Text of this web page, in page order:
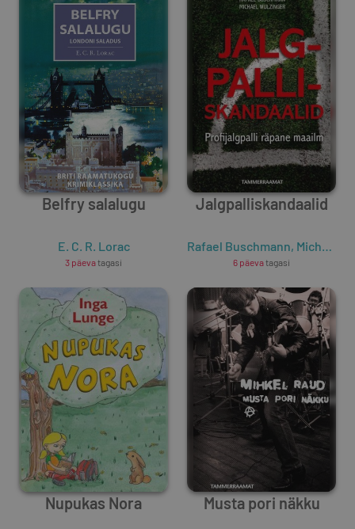
Belfry salalugu
E. C. R. Lorac
3 päevatagasi
Jalgpalliskandaalid
Rafael Buschmann, Michael Wulzinger
6 päevatagasi
Nupukas Nora Musta pori näkku